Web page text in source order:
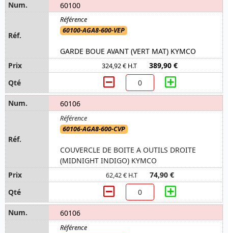
60100
60100-AGA8-600-VEP
GARDE BOUE AVANT (VERT MAT) KYMCO
324,92 € H.T 389,90 €
60106
60106-AGA8-600-CVP
COUVERCLE DE BOITE A OUTILS DROITE
(MIDNIGHT INDIGO) KYMCO
62,42 € H.T 74,90 €
60106